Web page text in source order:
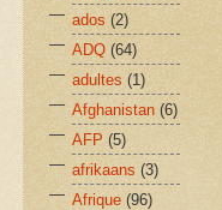
ados (2)
ADQ (64)
adultes (1)
Afghanistan (6)
AFP (5)
afrikaans (3)
Afrique (96)